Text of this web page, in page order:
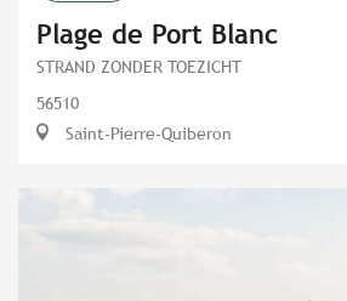
Plage de Port Blanc
STRAND ZONDER TOEZICHT
56510
Saint-Pierre-Quiberon